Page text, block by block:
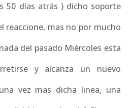
50 días atrás ) dicho soporte
reaccione, mas no por mucho
del pasado Miércoles esta
y alcanza un nuevo
vez mas dicha linea, una